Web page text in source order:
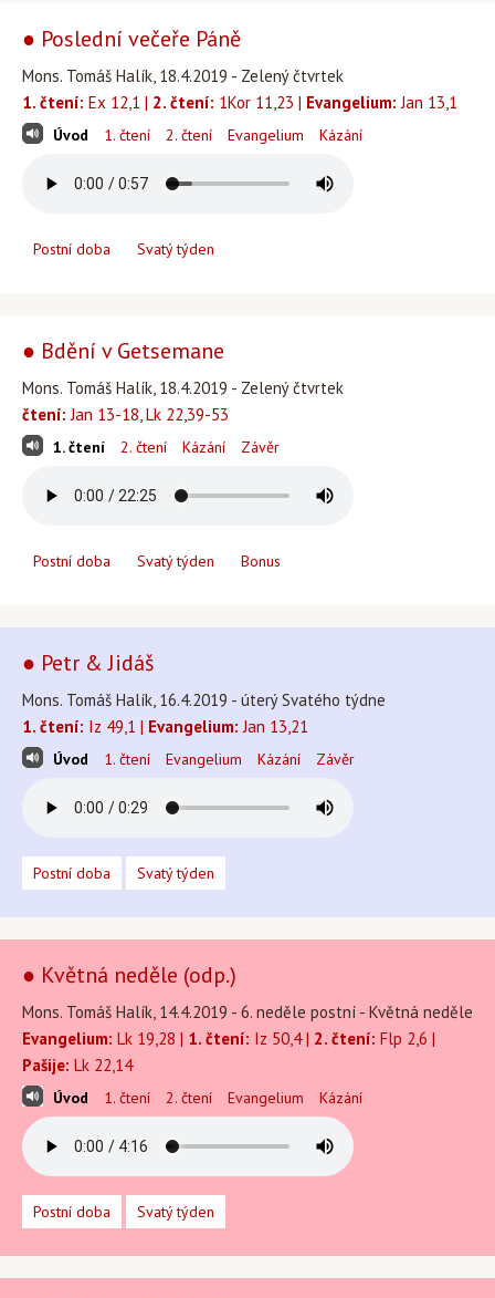
● Poslední večeře Páně
Mons. Tomáš Halík, 18.4.2019 - Zelený čtvrtek
1. čtení: Ex 12,1 | 2. čtení: 1Kor 11,23 | Evangelium: Jan 13,1
Úvod 1. čtení 2. čtení Evangelium Kázání
Postní doba Svatý týden
● Bdění v Getsemane
Mons. Tomáš Halík, 18.4.2019 - Zelený čtvrtek
čtení: Jan 13-18, Lk 22,39-53
1. čtení 2. čtení Kázání Závěr
Postní doba Svatý týden Bonus
● Petr & Jidáš
Mons. Tomáš Halík, 16.4.2019 - úterý Svatého týdne
1. čtení: Iz 49,1 | Evangelium: Jan 13,21
Úvod 1. čtení Evangelium Kázání Závěr
Postní doba Svatý týden
● Květná neděle (odp.)
Mons. Tomáš Halík, 14.4.2019 - 6. neděle postní - Květná neděle
Evangelium: Lk 19,28 | 1. čtení: Iz 50,4 | 2. čtení: Flp 2,6 |
Pašije: Lk 22,14
Úvod 1. čtení 2. čtení Evangelium Kázání
Postní doba Svatý týden